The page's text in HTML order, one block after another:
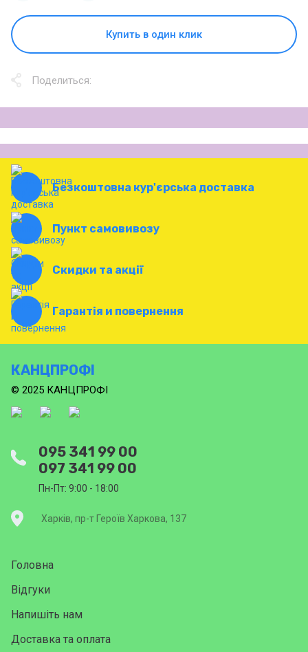
Купить в один клик
Поделиться:
Безкоштовна кур'єрська доставка
Пункт самовивозу
Скидки та акції
Гарантія и повернення
КАНЦПРОФІ
© 2025 КАНЦПРОФІ
095 341 99 00
097 341 99 00
Пн-Пт: 9:00 - 18:00
Харків, пр-т Героїв Харкова, 137
Головна
Відгуки
Напишіть нам
Доставка та оплата